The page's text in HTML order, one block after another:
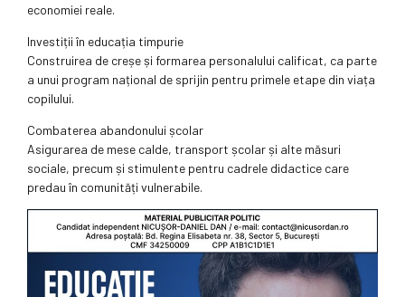
economiei reale.
Investiții în educația timpurie
Construirea de creșe și formarea personalului calificat, ca parte
a unui program național de sprijin pentru primele etape din viața
copilului.
Combaterea abandonului școlar
Asigurarea de mese calde, transport școlar și alte măsuri
sociale, precum și stimulente pentru cadrele didactice care
predau în comunități vulnerabile.